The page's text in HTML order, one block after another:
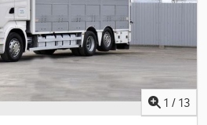
yaprak yaylı süspansiyon Arka
Ölçüler Dingil mesafesi: 515
kg Taşıma kapasitesi: 4.570 kg Azami
1 / 13